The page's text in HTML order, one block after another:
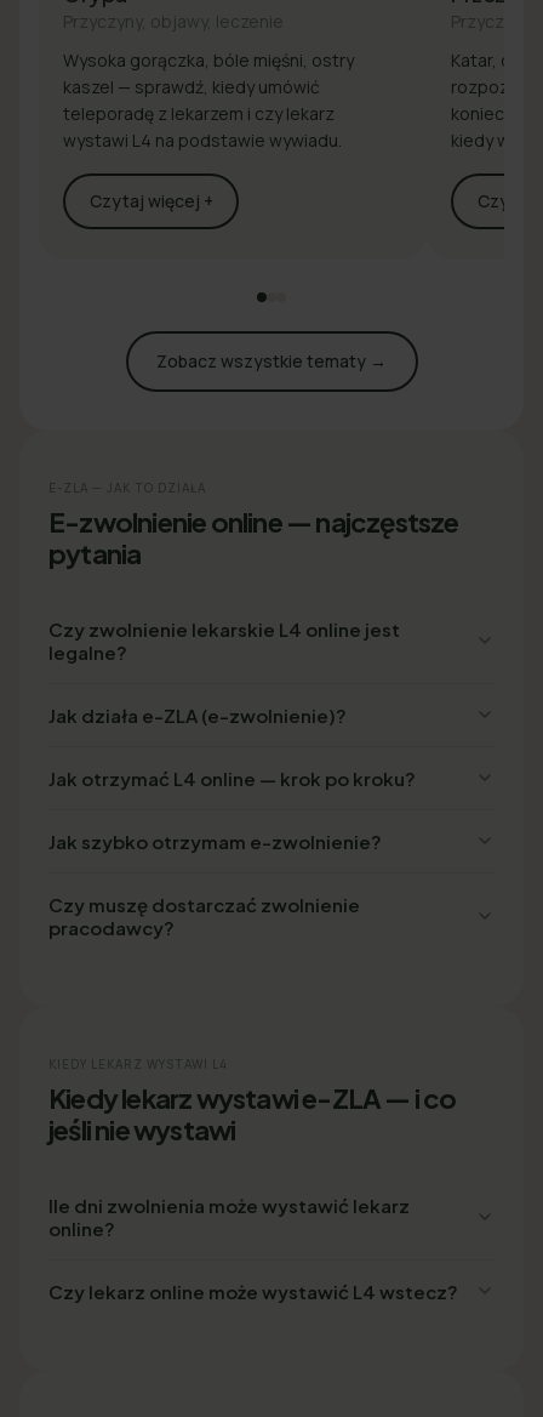
Przyczyny, objawy, leczenie
Wysoka gorączka, bóle mięśni, ostry
kaszel — sprawdź, kiedy umówić
teleporadę z lekarzem i czy lekarz
wystawi L4 na podstawie wywiadu.
Czytaj więcej +
Przyczyny,
Katar,
rozpoznaj
konieczna
kiedy
Czytaj
Zobacz wszystkie tematy →
E-ZLA — JAK TO DZIAŁA
E-zwolnienie online — najczęstsze
pytania
Czy zwolnienie lekarskie L4 online jest
legalne?
Jak działa e-ZLA (e-zwolnienie)?
Jak otrzymać L4 online — krok po kroku?
Jak szybko otrzymam e-zwolnienie?
Czy muszę dostarczać zwolnienie
pracodawcy?
KIEDY LEKARZ WYSTAWI L4
Kiedy lekarz wystawi e-ZLA — i co
jeśli nie wystawi
Ile dni zwolnienia może wystawić lekarz
online?
Czy lekarz online może wystawić L4 wstecz?